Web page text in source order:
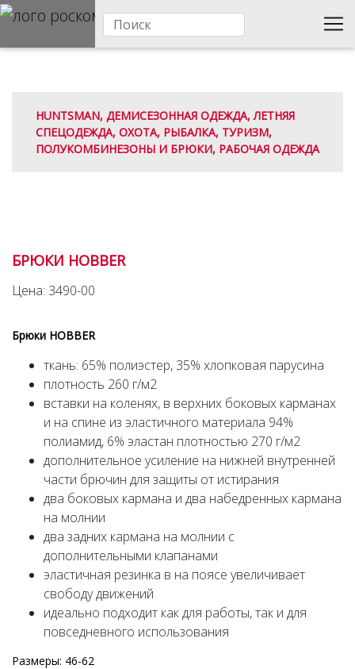
HUNTSMAN, ДЕМИСЕЗОННАЯ ОДЕЖДА, ЛЕТНЯЯ
СПЕЦОДЕЖДА, ОХОТА, РЫБАЛКА, ТУРИЗМ,
ПОЛУКОМБИНЕЗОНЫ И БРЮКИ, РАБОЧАЯ ОДЕЖДА
БРЮКИ HOBBER
Цена: 3490-00
Брюки HOBBER
ткань: 65% полиэстер, 35% хлопковая парусина
плотность 260 г/м2
вставки на коленях, в верхних боковых карманах
и на спине из эластичного материала 94%
полиамид, 6% эластан плотностью 270 г/м2
дополнительное усиление на нижней внутренней
части брючин для защиты от истирания
два боковых кармана и два набедренных кармана
на молнии
два задних кармана на молнии с
дополнительными клапанами
эластичная резинка в на поясе увеличивает
свободу движений
идеально подходит как для работы, так и для
повседневного использования
Размеры: 46-62